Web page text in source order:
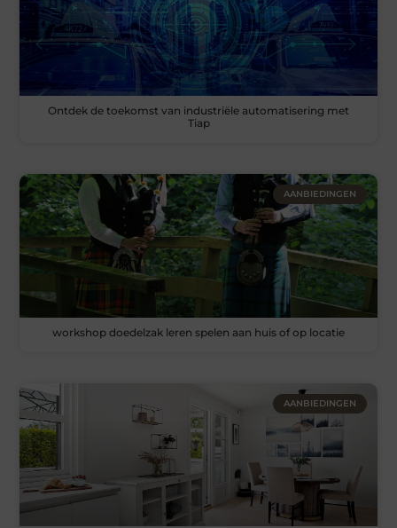
Ontdek de toekomst van industriële automatisering met
Tiap
AANBIEDINGEN
workshop doedelzak leren spelen aan huis of op locatie
AANBIEDINGEN